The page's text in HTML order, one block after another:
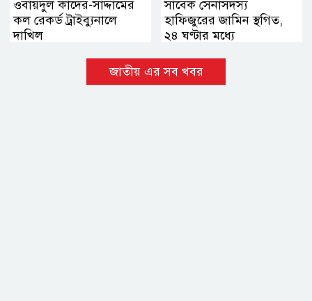
ওবায়দুল কাদের-সাদ্দামের
কল রেকর্ড ট্রাইব্যুনালে
দাখিল
সাবেক সেনাসদস্য
হাফিজুরের জামিন স্থগিত,
২৪ ঘণ্টার মধ্যে
জাতীয় এর সব খবর